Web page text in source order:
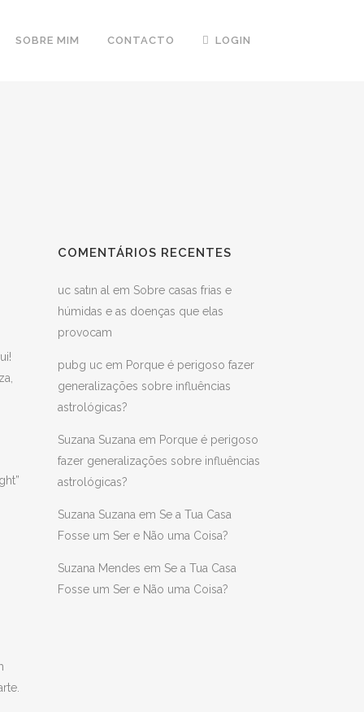
SOBRE MIM CONTACTO LOGIN
COMENTÁRIOS RECENTES
uc satın al em Sobre casas frias e
húmidas e as doenças que elas
provocam
pubg uc em Porque é perigoso fazer
generalizações sobre influências
astrológicas?
Suzana Suzana em Porque é perigoso
fazer generalizações sobre influências
astrológicas?
Suzana Suzana em Se a Tua Casa
Fosse um Ser e Não uma Coisa?
Suzana Mendes em Se a Tua Casa
Fosse um Ser e Não uma Coisa?